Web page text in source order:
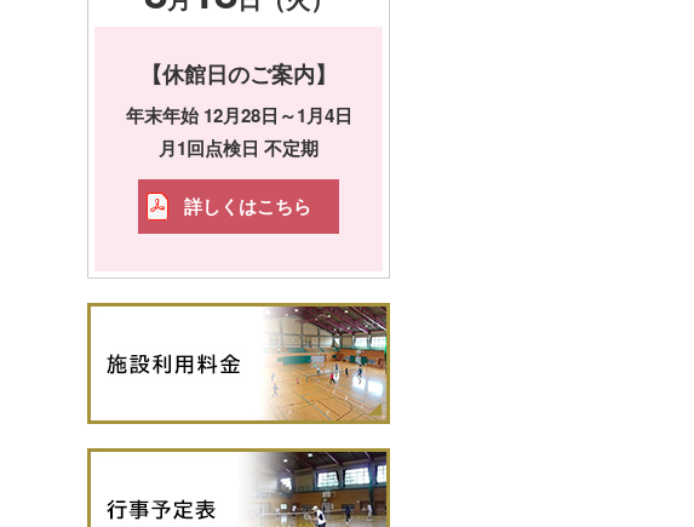
【休館日のご案内】
年末年始 12月28日～1月4日
月1回点検日 不定期
詳しくはこちら